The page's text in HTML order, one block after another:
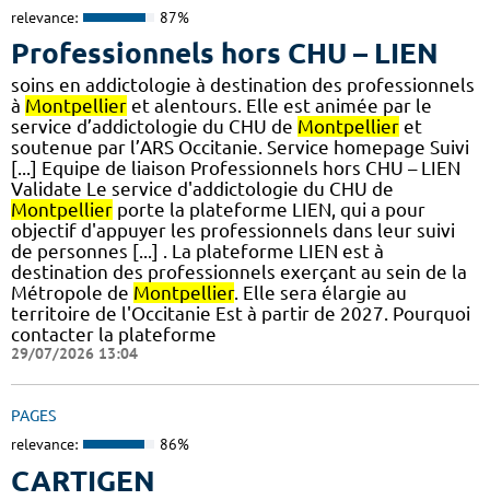
relevance: 87%
Professionnels hors CHU – LIEN
soins en addictologie à destination des professionnels
à Montpellier et alentours. Elle est animée par le
service d’addictologie du CHU de Montpellier et
soutenue par l’ARS Occitanie. Service homepage Suivi
[...] Equipe de liaison Professionnels hors CHU – LIEN
Validate Le service d'addictologie du CHU de
Montpellier porte la plateforme LIEN, qui a pour
objectif d'appuyer les professionnels dans leur suivi
de personnes [...] . La plateforme LIEN est à
destination des professionnels exerçant au sein de la
Métropole de Montpellier. Elle sera élargie au
territoire de l'Occitanie Est à partir de 2027. Pourquoi
contacter la plateforme
29/07/2026 13:04
PAGES
relevance: 86%
CARTIGEN